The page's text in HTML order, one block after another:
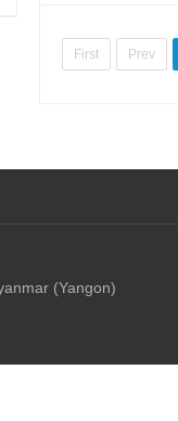
First Prev
(Yangon)